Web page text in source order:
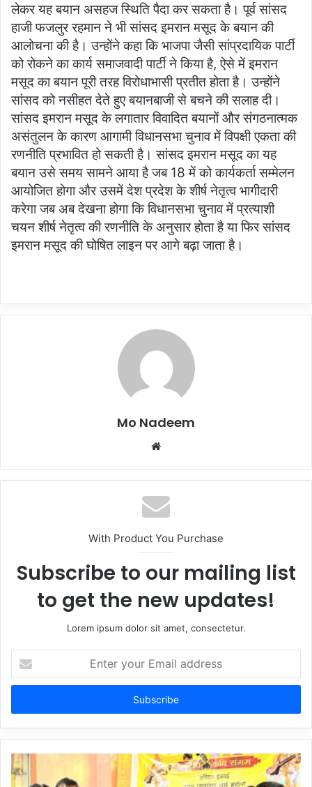
लेकर यह बयान असहज स्थिति पैदा कर सकता है। पूर्व सांसद
हाजी फजलुर रहमान ने भी सांसद इमरान मसूद के बयान की
आलोचना की है। उन्होंने कहा कि भाजपा जैसी सांप्रदायिक पार्टी
को रोकने का कार्य समाजवादी पार्टी ने किया है, ऐसे में इमरान
मसूद का बयान पूरी तरह विरोधाभासी प्रतीत होता है। उन्होंने
सांसद को नसीहत देते हुए बयानबाजी से बचने की सलाह दी।
सांसद इमरान मसूद के लगातार विवादित बयानों और संगठनात्मक
असंतुलन के कारण आगामी विधानसभा चुनाव में विपक्षी एकता की
रणनीति प्रभावित हो सकती है। सांसद इमरान मसूद का यह
बयान उसे समय सामने आया है जब 18 में को कार्यकर्ता सम्मेलन
आयोजित होगा और उसमें देश प्रदेश के शीर्ष नेतृत्व भागीदारी
करेगा जब अब देखना होगा कि विधानसभा चुनाव में प्रत्याशी
चयन शीर्ष नेतृत्व की रणनीति के अनुसार होता है या फिर सांसद
इमरान मसूद की घोषित लाइन पर आगे बढ़ा जाता है।
Mo Nadeem
Website
With Product You Purchase
Subscribe to our mailing list
to get the new updates!
Lorem ipsum dolor sit amet, consectetur.
your
Email